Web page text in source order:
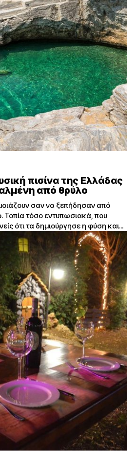
πισίνα της Ελλάδας
από θρύλο
σαν να ξεπήδησαν από
Τοπία τόσο εντυπωσιακά, που
ότι τα δημιούργησε η φύση και...